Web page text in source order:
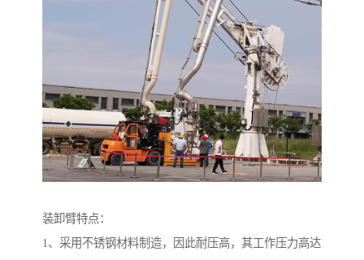
装卸臂特点：
1、采用不锈钢材料制造，因此耐压高，其工作压力高达